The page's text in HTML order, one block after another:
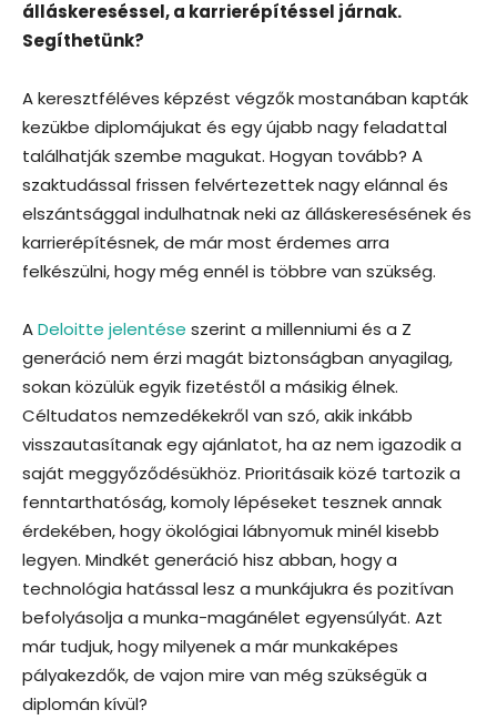
álláskereséssel, a karrierépítéssel járnak.
Segíthetünk?
A keresztféléves képzést végzők mostanában kapták
kezükbe diplomájukat és egy újabb nagy feladattal
találhatják szembe magukat. Hogyan tovább? A
szaktudással frissen felvértezettek nagy elánnal és
elszántsággal indulhatnak neki az álláskeresésének és
karrierépítésnek, de már most érdemes arra
felkészülni, hogy még ennél is többre van szükség.
ADeloitte jelentése szerint a millenniumi és a Z
generáció nem érzi magát biztonságban anyagilag,
sokan közülük egyik fizetéstől a másikig élnek.
Céltudatos nemzedékekről van szó, akik inkább
visszautasítanak egy ajánlatot, ha az nem igazodik a
saját meggyőződésükhöz. Prioritásaik közé tartozik a
fenntarthatóság, komoly lépéseket tesznek annak
érdekében, hogy ökológiai lábnyomuk minél kisebb
legyen. Mindkét generáció hisz abban, hogy a
technológia hatással lesz a munkájukra és pozitívan
befolyásolja a munka-magánélet egyensúlyát. Azt
már tudjuk, hogy milyenek a már munkaképes
pályakezdők, de vajon mire van még szükségük a
diplomán kívül?